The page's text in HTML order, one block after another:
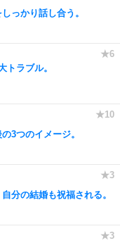
っかり話し合う。
トラブル。
3つのイメージ。
分の結婚も祝福される。